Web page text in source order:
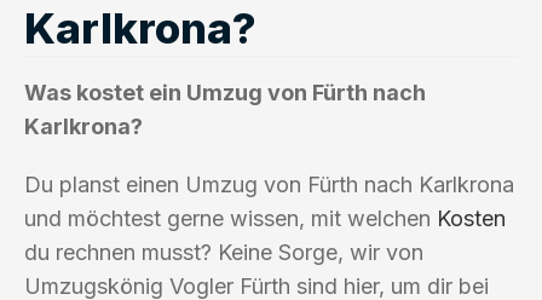
Karlkrona?
Was kostet ein Umzug von Fürth nach
Karlkrona?
Du planst einen Umzug von Fürth nach Karlkrona
und möchtest gerne wissen, mit welchen Kosten
du rechnen musst? Keine Sorge, wir von
Umzugskönig Vogler Fürth sind hier, um dir bei